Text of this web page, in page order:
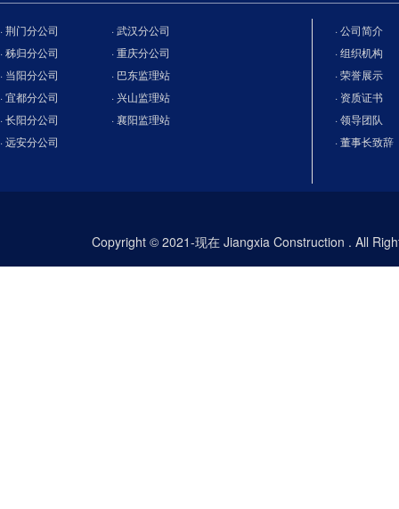
· 荆门分公司
· 秭归分公司
· 当阳分公司
· 宜都分公司
· 长阳分公司
· 远安分公司
· 武汉分公司
· 重庆分公司
· 巴东监理站
· 兴山监理站
· 襄阳监理站
· 公司简介
· 组织机构
· 荣誉展示
· 资质证书
· 领导团队
· 董事长致辞
Copyright © 2021-现在 Jiangxia Construction . All